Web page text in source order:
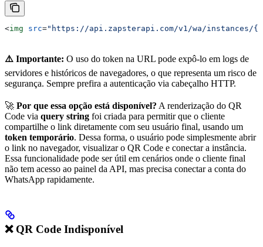
<img src="https://api.zapsterapi.com/v1/wa/instances/
⚠️ Importante: O uso do token na URL pode expô-lo em logs de
servidores e históricos de navegadores, o que representa um risco de
segurança. Sempre prefira a autenticação via cabeçalho HTTP.
🚀 Por que essa opção está disponível? A renderização do QR
Code via query string foi criada para permitir que o cliente
compartilhe o link diretamente com seu usuário final, usando um
token temporário. Dessa forma, o usuário pode simplesmente abrir
o link no navegador, visualizar o QR Code e conectar a instância.
Essa funcionalidade pode ser útil em cenários onde o cliente final
não tem acesso ao painel da API, mas precisa conectar a conta do
WhatsApp rapidamente.
❌ QR Code Indisponível